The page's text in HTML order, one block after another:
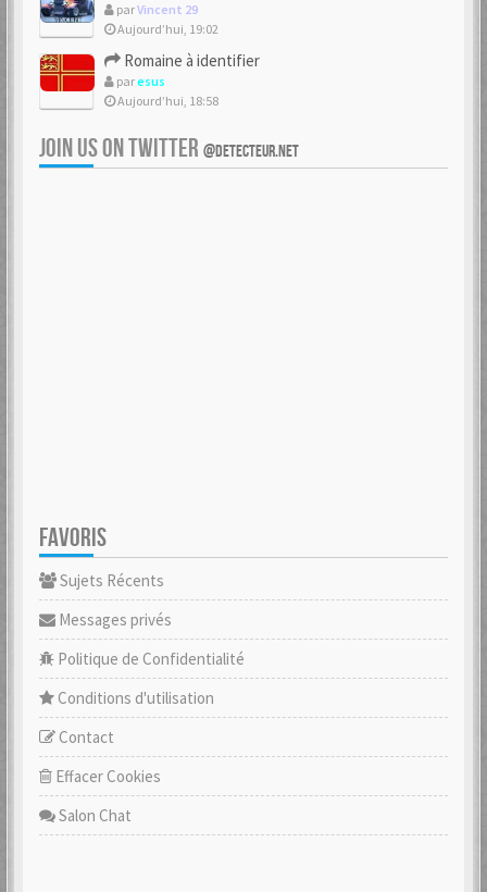
parVincent 29
Aujourd’hui, 19:02
Romaine à identifier
paresus
Aujourd’hui, 18:58
JOIN US ON TWITTER @DETECTEUR.NET
FAVORIS
Sujets Récents
Messages privés
Politique de Confidentialité
Conditions d'utilisation
Contact
Effacer Cookies
Salon Chat